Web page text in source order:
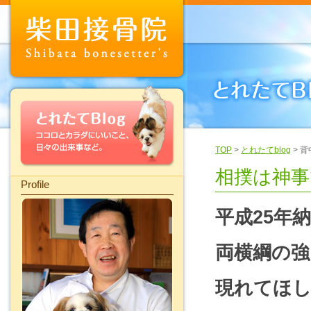
Profile
TOP > とれたてblog > 背
相撲は神
平成25年
両横綱の
現れてほ